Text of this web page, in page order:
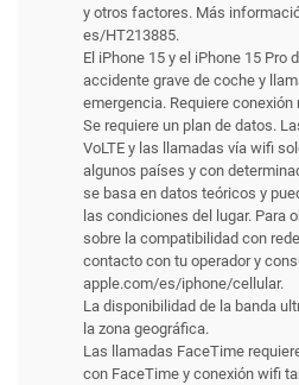
y otros factores. Más
es/HT213885.
El iPhone 15 y el iPhone 15
accidente grave de coche y
emergencia. Requiere
Se requiere un plan de datos.
VoLTE y las llamadas vía wifi
algunos países y con
se basa en datos teóricos y
las condiciones del lugar. Para
sobre la compati­bilidad con
contacto con tu operador y
apple.com/es/iphone/cellular.
La disponibilidad de la banda
la zona geográfica.
Las llamadas FaceTime
con FaceTime y conexión wifi